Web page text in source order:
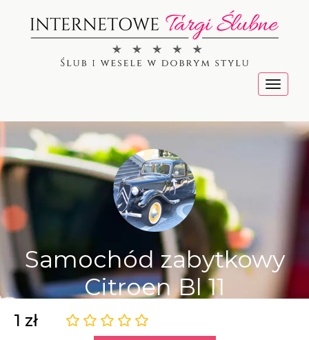
Menu
Samochód zabytkowy
Citroen Bl 11
1 zł